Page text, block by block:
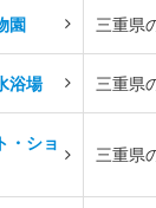
園 三重県
浴場 三重県
・ショ
三重県